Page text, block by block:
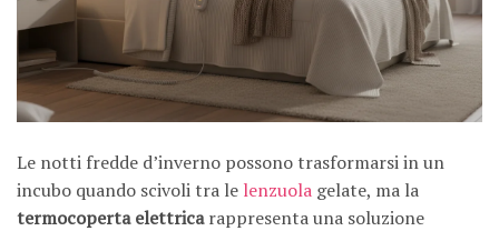
Le notti fredde d’inverno possono trasformarsi in un
incubo quando scivoli tra le lenzuola gelate, ma la
termocoperta elettricarappresenta una soluzione